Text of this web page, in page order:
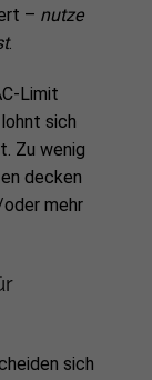
– nutze
.
Limit
sich
Zu wenig
decken
mehr
sich